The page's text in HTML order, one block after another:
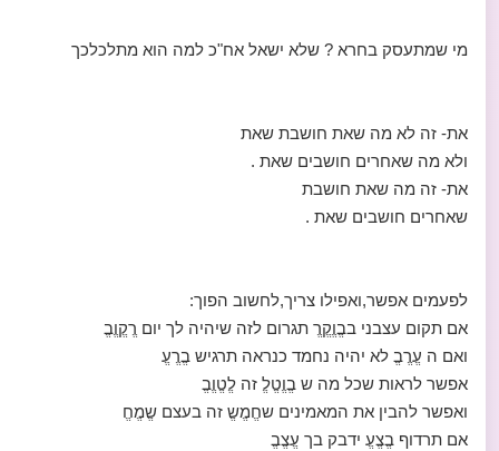
מי שמתעסק בחרא ? שלא ישאל אח"כ למה הוא מתלכלכך
את- זה לא מה שאת חושבת שאת
ולא מה שאחרים חושבים שאת .
את- זה מה שאת חושבת
שאחרים חושבים שאת .
לפעמים אפשר,ואפילו צריך,לחשוב הפוך:
אם תקום עצבני בבֱוֱקֱרֱ תגרום לזה שיהיה לך יום רֱקֱוֱבֱ
ואם ה עֱרֱבֱ לא יהיה נחמד כנראה תרגיש בֱרֱעֱ
אפשר לראות שכל מה ש בֱוֱטֱלֱ זה לֱטֱוֱבֱ
ואפשר להבין את המאמינים שחֱמֱשֱ זה בעצם שֱמֱחֱ
אם תרדוף בֱצֱעֱ ידבק בך עֱצֱבֱ